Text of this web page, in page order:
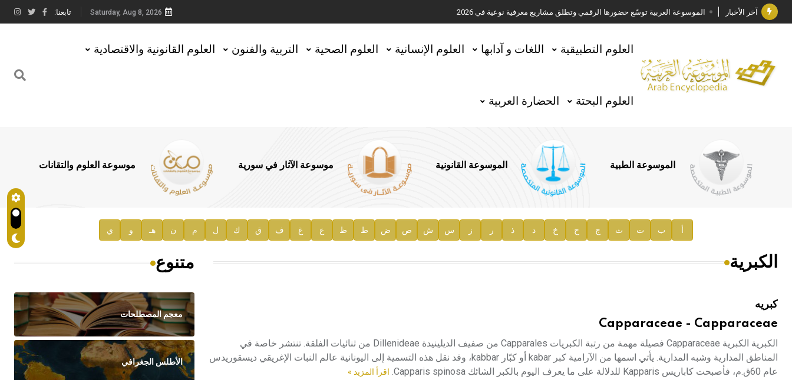
آخر الأخبار الموسوعة العربية توسّع حضورها الرقمي وتطلق مشاريع معرفية نوعية في 2026
جائزة مجمع الملك سلمان العالمي للغة العربية 2025
الأستاذ إياد خالد الطباع مدير عام لهيئة الموسوعة العربية
السيد محمد ياسين صالح وزيرا للثقافة
توصيات مجلس الإدارة
صدور المجلد السابع من موسوعة الآثار في سورية
إعلان..
Saturday, Aug 8, 2026 تابعنا:
العلوم التطبيقية اللغات و آدابها العلوم الإنسانية العلوم الصحية التربية والفنون العلوم القانونية والاقتصادية
العلوم البحتة الحضارة العربية
الموسوعة الطبية الموسوعة القانونية موسوعة الآثار في سورية موسوعة العلوم والتقانات
أ ب ت ث ج ح خ د ذ ر ز س ش ص ض ط ظ ع غ ف ق ك ل م ن هـ و ي
الكبرية
كبريه
Capparaceae - Capparaceae
الكبرية الكبرية Capparaceae فصيلة مهمة من رتبة الكبريات Capparales من صفيف الديلينيدة Dillenideae من ثنائيات الفلقة. تنتشر خاصة في
المناطق المدارية وشبه المدارية. يأتي اسمها من الآرامية كبر kabar أو كبّار kabbar، وقد نقل هذه التسمية إلى اليونانية عالم النبات الإغريقي ديسقوريدس
عام 60ق.م، فأصبحت كاباريس Kapparis للدلالة على ما يعرف اليوم بالكبر الشائك Capparis spinosa.
اقرأ المزيد »
متنوع
معجم المصطلحات
الأطلس الجغرافي